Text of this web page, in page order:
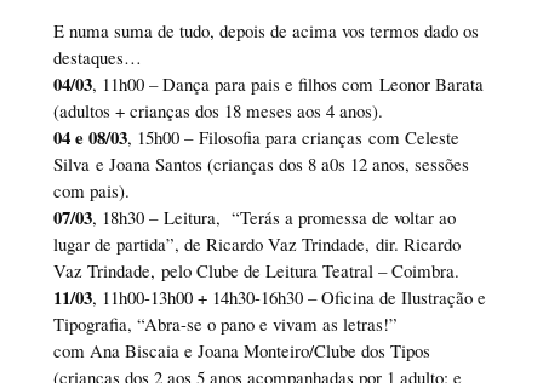
E numa suma de tudo, depois de acima vos termos dado os
destaques…
04/03, 11h00 – Dança para pais e filhos com Leonor Barata
(adultos + crianças dos 18 meses aos 4 anos).
04 e 08/03, 15h00 – Filosofia para crianças com Celeste
Silva e Joana Santos (crianças dos 8 a0s 12 anos, sessões
com pais).
07/03, 18h30 – Leitura, “Terás a promessa de voltar ao
lugar de partida”, de Ricardo Vaz Trindade, dir. Ricardo
Vaz Trindade, pelo Clube de Leitura Teatral – Coimbra.
11/03, 11h00-13h00 + 14h30-16h30 – Oficina de Ilustração e
Tipografia, “Abra-se o pano e vivam as letras!”
com Ana Biscaia e Joana Monteiro/Clube dos Tipos
(crianças dos 2 aos 5 anos acompanhadas por 1 adulto; e